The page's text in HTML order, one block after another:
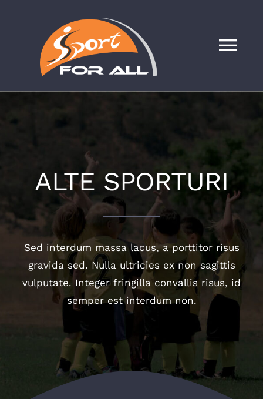
ACASA
FOTBAL
ALTE SPORTURI
STIRI
SPONSORI
ALTE SPORTURI
Sed interdum massa lacus, a porttitor risus
gravida sed. Nulla ultricies ex non sagittis
vulputate. Integer fringilla convallis risus, id
semper est interdum non.